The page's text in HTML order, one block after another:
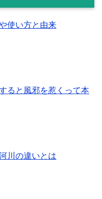
使い方と由来
ると風邪を惹くって本
川の違いとは